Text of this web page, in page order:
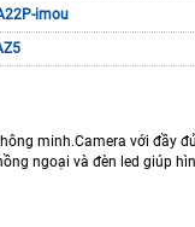
imou
minh.Camera với
ngoại và đèn led giúp